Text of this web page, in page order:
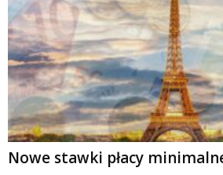
Nowe stawki płacy